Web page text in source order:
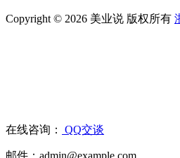
Copyright © 2026 美业说 版权所有
在线咨询： QQ交谈